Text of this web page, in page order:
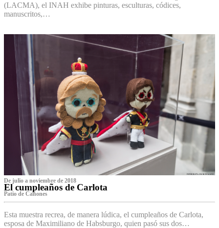
(LACMA), el INAH exhibe pinturas, esculturas, códices,
manuscritos,…
De julio a noviembre de 2018
El cumpleaños de Carlota
Patio de Cañones
Esta muestra recrea, de manera lúdica, el cumpleaños de Carlota,
esposa de Maximiliano de Habsburgo, quien pasó sus dos…